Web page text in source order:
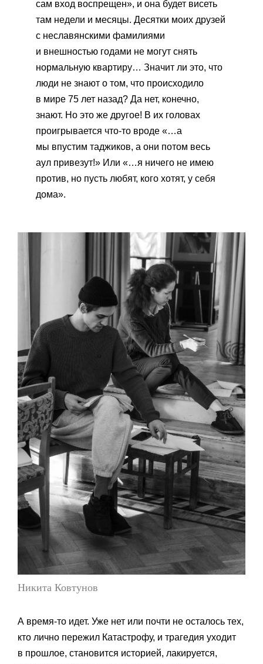
сам вход воспрещен», и она будет висеть
там недели и месяцы. Десятки моих друзей
с неславянскими фамилиями
и внешностью годами не могут снять
нормальную квартиру… Значит ли это, что
люди не знают о том, что происходило
в мире 75 лет назад? Да нет, конечно,
знают. Но это же другое! В их головах
проигрывается что-то вроде «…а
мы впустим таджиков, а они потом весь
аул привезут!» Или «…я ничего не имею
против, но пусть любят, кого хотят, у себя
дома».
Никита Ковтунов
А время-то идет. Уже нет или почти не осталось тех,
кто лично пережил Катастрофу, и трагедия уходит
в прошлое, становится историей, лакируется,